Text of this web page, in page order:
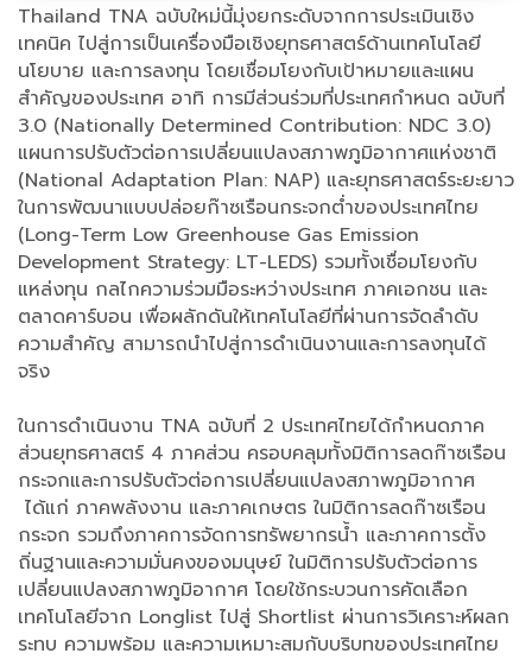
Thailand TNA ฉบับใหม่นี้มุ่งยกระดับจากการประเมินเชิง
เทคนิค ไปสู่การเป็นเครื่องมือเชิงยุทธศาสตร์ด้านเทคโนโลยี
นโยบาย และการลงทุน โดยเชื่อมโยงกับเป้าหมายและแผน
สำคัญของประเทศ อาทิ การมีส่วนร่วมที่ประเทศกำหนด ฉบับที่
3.0 (Nationally Determined Contribution: NDC 3.0)
แผนการปรับตัวต่อการเปลี่ยนแปลงสภาพภูมิอากาศแห่งชาติ
(National Adaptation Plan: NAP) และยุทธศาสตร์ระยะยาว
ในการพัฒนาแบบปล่อยก๊าซเรือนกระจกต่ำของประเทศไทย
(Long-Term Low Greenhouse Gas Emission
Development Strategy: LT-LEDS) รวมทั้งเชื่อมโยงกับ
แหล่งทุน กลไกความร่วมมือระหว่างประเทศ ภาคเอกชน และ
ตลาดคาร์บอน เพื่อผลักดันให้เทคโนโลยีที่ผ่านการจัดลำดับ
ความสำคัญ สามารถนำไปสู่การดำเนินงานและการลงทุนได้
จริง
ในการดำเนินงาน TNA ฉบับที่ 2 ประเทศไทยได้กำหนดภาค
ส่วนยุทธศาสตร์ 4 ภาคส่วน ครอบคลุมทั้งมิติการลดก๊าซเรือน
กระจกและการปรับตัวต่อการเปลี่ยนแปลงสภาพภูมิอากาศ
ได้แก่ ภาคพลังงาน และภาคเกษตร ในมิติการลดก๊าซเรือน
กระจก รวมถึงภาคการจัดการทรัพยากรน้ำ และภาคการตั้ง
ถิ่นฐานและความมั่นคงของมนุษย์ ในมิติการปรับตัวต่อการ
เปลี่ยนแปลงสภาพภูมิอากาศ โดยใช้กระบวนการคัดเลือก
เทคโนโลยีจาก Longlist ไปสู่ Shortlist ผ่านการวิเคราะห์ผลก
ระทบ ความพร้อม และความเหมาะสมกับบริบทของประเทศไทย